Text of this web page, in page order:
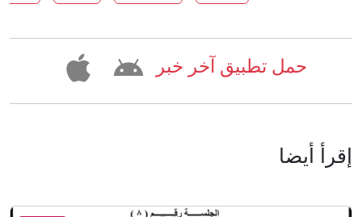
حمل تطبيق آخر خبر
إقرأ أيضا